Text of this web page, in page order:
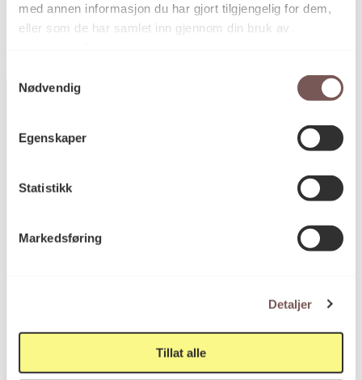
med annen informasjon du har gjort tilgjengelig for dem,
eller som de har samlet inn gjennom din bruk av
Nødvendig
Egenskaper
Statistikk
Markedsføring
Detaljer
Tillat alle
St. Olavs plass